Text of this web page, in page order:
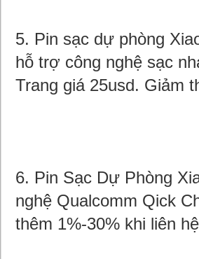
5. Pin sạc dự phòng
hỗ trợ công nghệ sạc
Trang giá 25usd. Giảm
6. Pin Sạc Dự Phòng
nghệ Qualcomm Qick
thêm 1%-30% khi liên